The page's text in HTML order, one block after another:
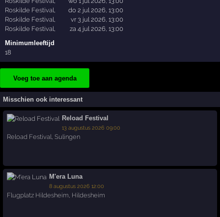
Roskilde Festival
do 2 jul 2026, 13:00
Roskilde Festival
vr 3 jul 2026, 13:00
Roskilde Festival
za 4 jul 2026, 13:00
Minimumleeftijd
18
Voeg toe aan agenda
Misschien ook interessant
Reload Festival
13 augustus 2026 09:00
Reload Festival,Sulingen
M'era Luna
8 augustus 2026 12:00
Flugplatz Hildesheim, Hildesheim